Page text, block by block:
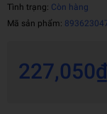
Tình trạng: Còn hàng
Mã sản phẩm:
227,050₫